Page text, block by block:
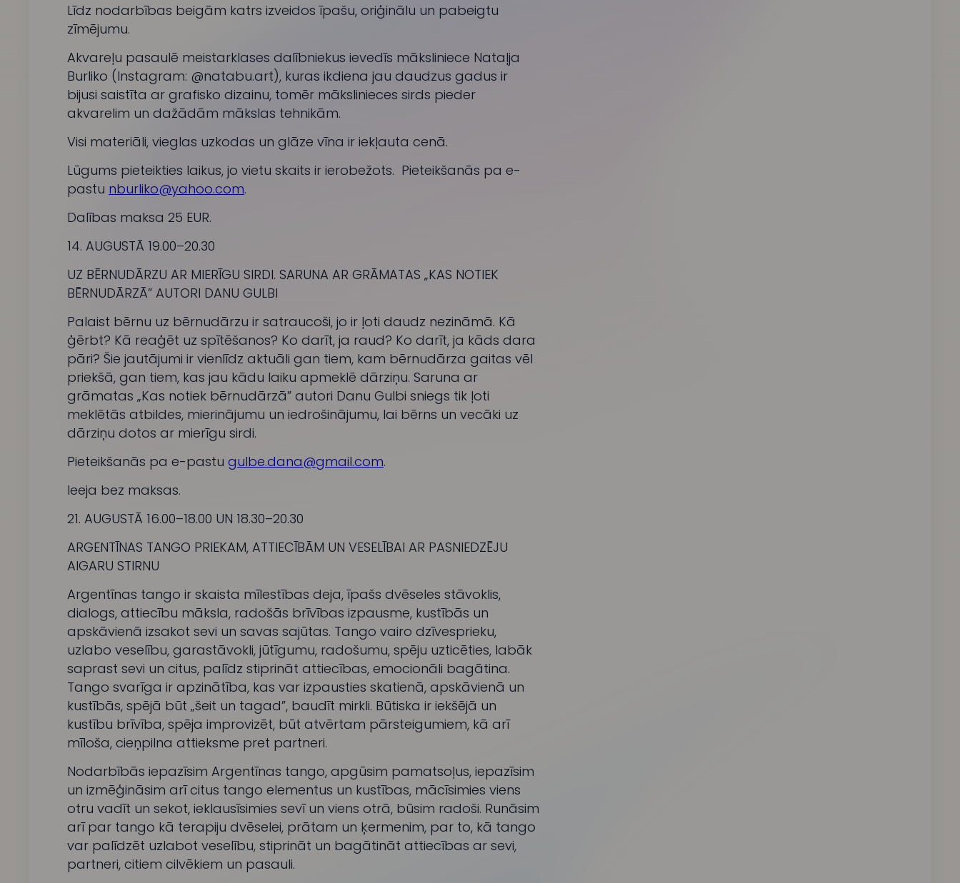
Līdz nodarbības beigām katrs izveidos īpašu, oriģinālu un pabeigtu
zīmējumu.
Akvareļu pasaulē meistarklases dalībniekus ievedīs māksliniece Nataļja
Burliko (Instagram: @natabu.art), kuras ikdiena jau daudzus gadus ir
bijusi saistīta ar grafisko dizainu, tomēr mākslinieces sirds pieder
akvarelim un dažādām mākslas tehnikām.
Visi materiāli, vieglas uzkodas un glāze vīna ir iekļauta cenā.
Lūgums pieteikties laikus, jo vietu skaits ir ierobežots. Pieteikšanās pa e-
pastu nburliko@yahoo.com.
Dalības maksa 25 EUR.
14. AUGUSTĀ 19.00–20.30
UZ BĒRNUDĀRZU AR MIERĪGU SIRDI. SARUNA AR GRĀMATAS „KAS NOTIEK
BĒRNUDĀRZĀ” AUTORI DANU GULBI
Palaist bērnu uz bērnudārzu ir satraucoši, jo ir ļoti daudz nezināmā. Kā
ģērbt? Kā reaģēt uz spītēšanos? Ko darīt, ja raud? Ko darīt, ja kāds dara
pāri? Šie jautājumi ir vienlīdz aktuāli gan tiem, kam bērnudārza gaitas vēl
priekšā, gan tiem, kas jau kādu laiku apmeklē dārziņu. Saruna ar
grāmatas „Kas notiek bērnudārzā” autori Danu Gulbi sniegs tik ļoti
meklētās atbildes, mierinājumu un iedrošinājumu, lai bērns un vecāki uz
dārziņu dotos ar mierīgu sirdi.
Pieteikšanās pa e-pastu gulbe.dana@gmail.com.
Ieeja bez maksas.
21. AUGUSTĀ 16.00–18.00 UN 18.30–20.30
ARGENTĪNAS TANGO PRIEKAM, ATTIECĪBĀM UN VESELĪBAI AR PASNIEDZĒJU
AIGARU STIRNU
Argentīnas tango ir skaista mīlestības deja, īpašs dvēseles stāvoklis,
dialogs, attiecību māksla, radošās brīvības izpausme, kustībās un
apskāvienā izsakot sevi un savas sajūtas. Tango vairo dzīvesprieku,
uzlabo veselību, garastāvokli, jūtīgumu, radošumu, spēju uzticēties, labāk
saprast sevi un citus, palīdz stiprināt attiecības, emocionāli bagātina.
Tango svarīga ir apzinātība, kas var izpausties skatienā, apskāvienā un
kustībās, spējā būt „šeit un tagad”, baudīt mirkli. Būtiska ir iekšējā un
kustību brīvība, spēja improvizēt, būt atvērtam pārsteigumiem, kā arī
mīloša, cieņpilna attieksme pret partneri.
Nodarbībās iepazīsim Argentīnas tango, apgūsim pamatsoļus, iepazīsim
un izmēģināsim arī citus tango elementus un kustības, mācīsimies viens
otru vadīt un sekot, ieklausīsimies sevī un viens otrā, būsim radoši. Runāsim
arī par tango kā terapiju dvēselei, prātam un ķermenim, par to, kā tango
var palīdzēt uzlabot veselību, stiprināt un bagātināt attiecības ar sevi,
partneri, citiem cilvēkiem un pasauli.